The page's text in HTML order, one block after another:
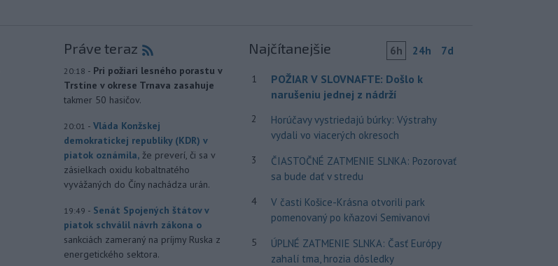
Práve teraz
20:18 - Pri požiari lesného porastu v
Trstíne v okrese Trnava zasahuje
takmer 50 hasičov.
20:01 - Vláda Konžskej
demokratickej republiky (KDR) v
piatok oznámila, že preverí, či sa v
zásielkach oxidu kobaltnatého
vyvážaných do Číny nachádza urán.
19:49 - Senát Spojených štátov v
piatok schválil návrh zákona o
sankciách zameraný na príjmy Ruska z
energetického sektora.
Najčítanejšie 6h 24h 7d
1
POŽIAR V SLOVNAFTE: Došlo k
narušeniu jednej z nádrží
2
Horúčavy vystriedajú búrky: Výstrahy
vydali vo viacerých okresoch
3
ČIASTOČNÉ ZATMENIE SLNKA: Pozorovať
sa bude dať v stredu
4
V časti Košice-Krásna otvorili park
pomenovaný po kňazovi Semivanovi
5
ÚPLNÉ ZATMENIE SLNKA: Časť Európy
zahalí tma, hrozia dôsledky